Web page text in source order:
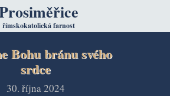
římskokatolická farnost
30. října 2024
Bohu bránu svého
srdce